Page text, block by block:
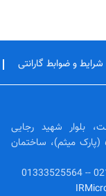
شرایط و ضوابط گارانتی
بلوار شهید رجایی
(رشتیان)، ابتدای کوچه ۵6 (پارک میثم)، ساختمان